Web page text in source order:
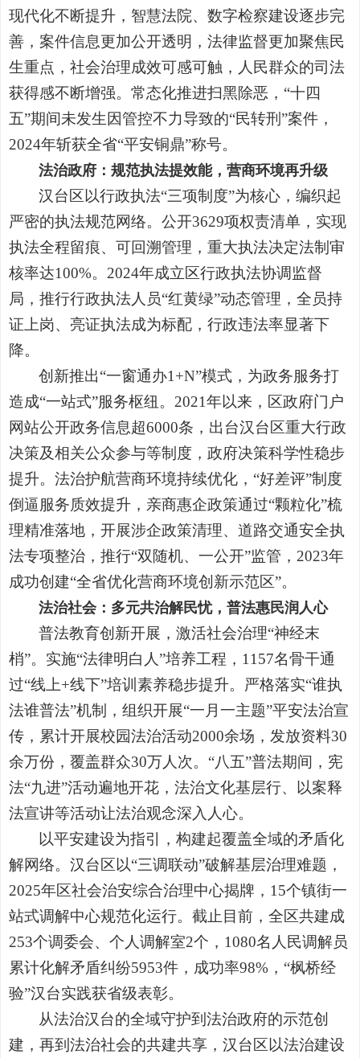
现代化不断提升，智慧法院、数字检察建设逐步完
善，案件信息更加公开透明，法律监督更加聚焦民
生重点，社会治理成效可感可触，人民群众的司法
获得感不断增强。常态化推进扫黑除恶，“十四
五”期间未发生因管控不力导致的“民转刑”案件，
2024年斩获全省“平安铜鼎”称号。
法治政府：规范执法提效能，营商环境再升级
汉台区以行政执法“三项制度”为核心，编织起
严密的执法规范网络。公开3629项权责清单，实现
执法全程留痕、可回溯管理，重大执法决定法制审
核率达100%。2024年成立区行政执法协调监督
局，推行行政执法人员“红黄绿”动态管理，全员持
证上岗、亮证执法成为标配，行政违法率显著下
降。
创新推出“一窗通办1+N”模式，为政务服务打
造成“一站式”服务枢纽。2021年以来，区政府门户
网站公开政务信息超6000条，出台汉台区重大行政
决策及相关公众参与等制度，政府决策科学性稳步
提升。法治护航营商环境持续优化，“好差评”制度
倒逼服务质效提升，亲商惠企政策通过“颗粒化”梳
理精准落地，开展涉企政策清理、道路交通安全执
法专项整治，推行“双随机、一公开”监管，2023年
成功创建“全省优化营商环境创新示范区”。
法治社会：多元共治解民忧，普法惠民润人心
普法教育创新开展，激活社会治理“神经末
梢”。实施“法律明白人”培养工程，1157名骨干通
过“线上+线下”培训素养稳步提升。严格落实“谁执
法谁普法”机制，组织开展“一月一主题”平安法治宣
传，累计开展校园法治活动2000余场，发放资料30
余万份，覆盖群众30万人次。“八五”普法期间，宪
法“九进”活动遍地开花，法治文化基层行、以案释
法宣讲等活动让法治观念深入人心。
以平安建设为指引，构建起覆盖全域的矛盾化
解网络。汉台区以“三调联动”破解基层治理难题，
2025年区社会治安综合治理中心揭牌，15个镇街一
站式调解中心规范化运行。截止目前，全区共建成
253个调委会、个人调解室2个，1080名人民调解员
累计化解矛盾纠纷5953件，成功率98%，“枫桥经
验”汉台实践获省级表彰。
从法治汉台的全域守护到法治政府的示范创
建，再到法治社会的共建共享，汉台区以法治建设